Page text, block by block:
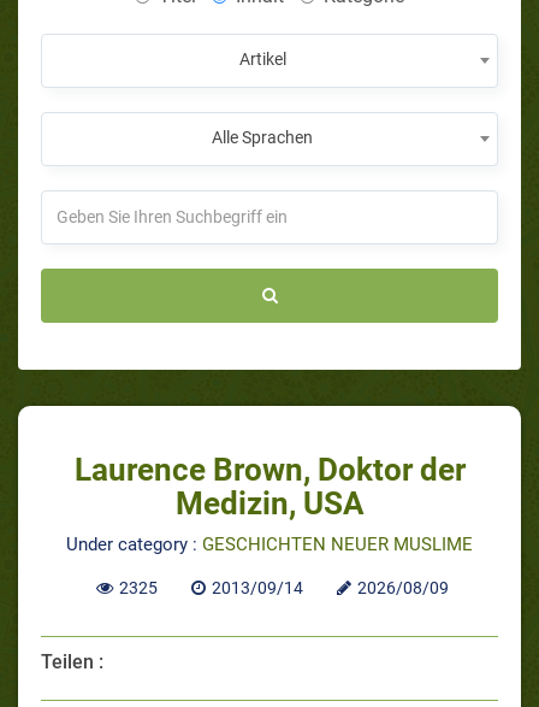
Artikel
Alle Sprachen
Laurence Brown, Doktor der
Medizin, USA
Under category : GESCHICHTEN NEUER MUSLIME
2325 2013/09/14 2026/08/09
Teilen :